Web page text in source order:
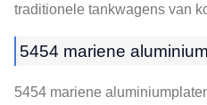
traditionele tankwagens van
5454 mariene
5454 mariene